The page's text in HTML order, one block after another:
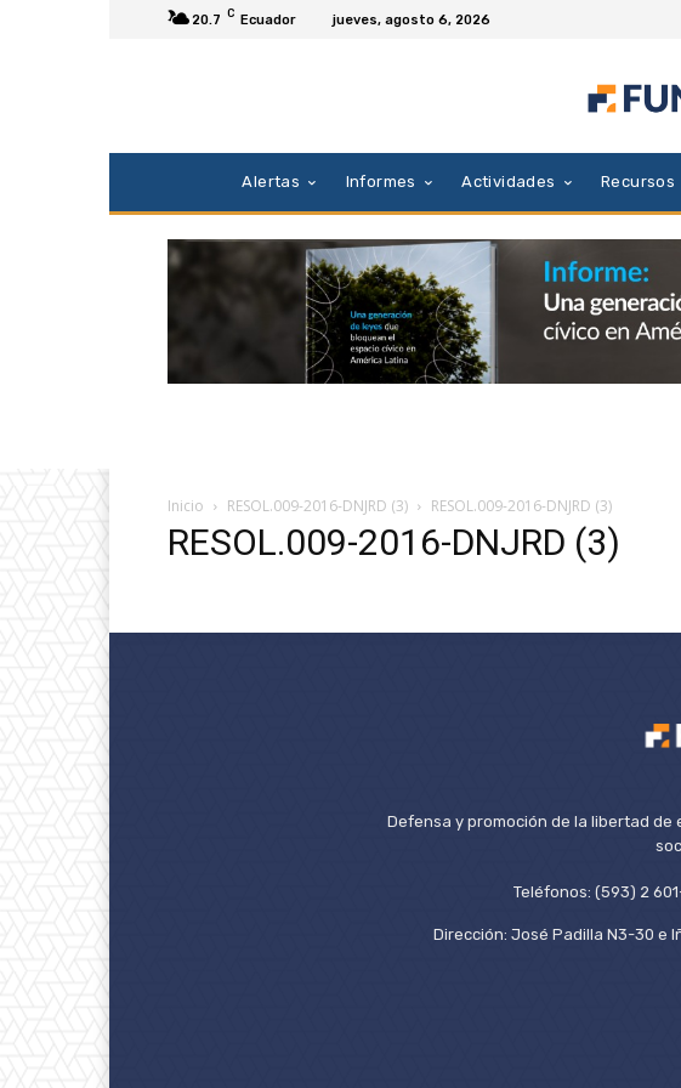
20.7 C Ecuador jueves, agosto 6, 2026
Alertas Informes Actividades Recursos
Inicio RESOL.009-2016-DNJRD (3) RESOL.009-2016-DNJRD (3)
RESOL.009-2016-DNJRD (3)
Defensa y promoción de la libertad
Teléfonos: (593) 2
Dirección: José Padilla N3-30 e